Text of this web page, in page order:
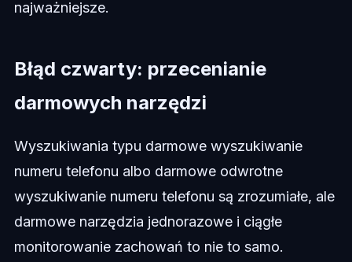
najważniejsze.
Błąd czwarty: przecenianie
darmowych narzędzi
Wyszukiwania typu darmowe wyszukiwanie
numeru telefonu albo darmowe odwrotne
wyszukiwanie numeru telefonu są zrozumiałe, ale
darmowe narzędzia jednorazowe i ciągłe
monitorowanie zachowań to nie to samo.